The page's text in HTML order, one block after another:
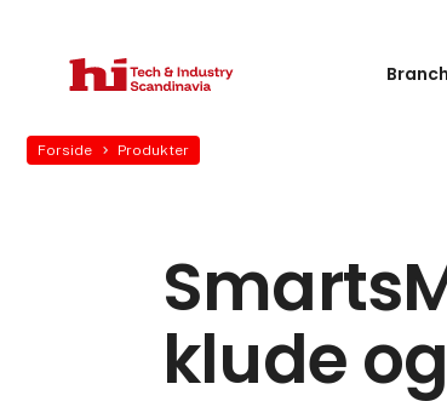
Forside Produkter
klude